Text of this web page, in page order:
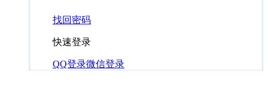
找回密码
快速登录
QQ登录微信登录